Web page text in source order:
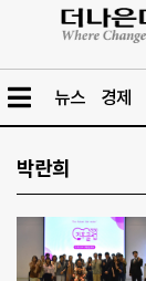
뉴스 경제
박란희